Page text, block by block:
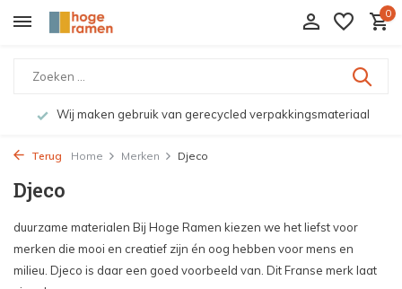
0
Bekijk de producten live in onze winkel in Deventer
Terug Home Merken Djeco
Djeco
duurzame materialen Bij Hoge Ramen kiezen we het liefst voor
merken die mooi en creatief zijn én oog hebben voor mens en
milieu. Djeco is daar een goed voorbeeld van. Dit Franse merk laat